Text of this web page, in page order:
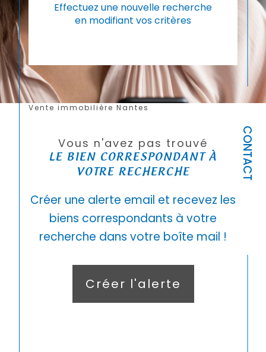
CONTACT
Effectuez une nouvelle recherche
en modifiant vos critères
Vente immobilière Nantes
Vous n'avez pas trouvé
LE BIEN CORRESPONDANT À
VOTRE RECHERCHE
Créer une alerte email et recevez les
biens correspondants à votre
recherche dans votre boîte mail !
Créer l'alerte